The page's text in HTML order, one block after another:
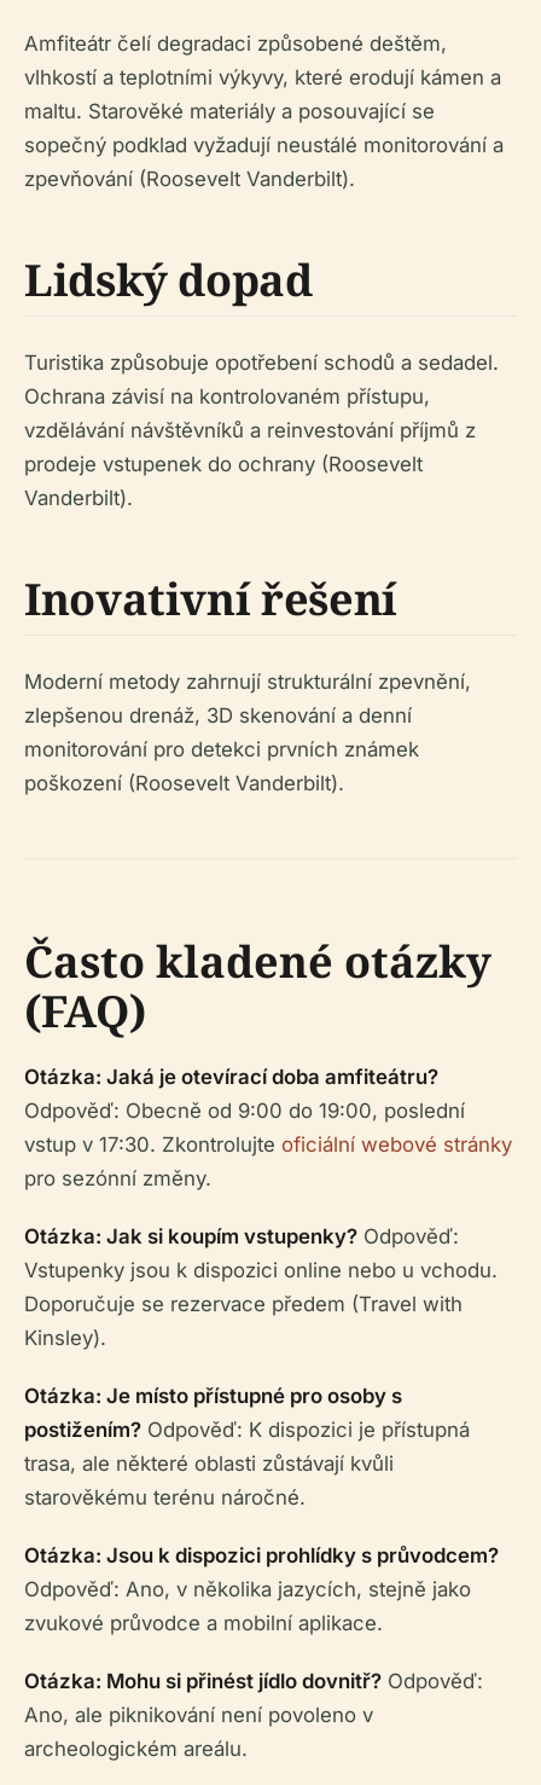
Amfiteátr čelí degradaci způsobené deštěm,
vlhkostí a teplotními výkyvy, které erodují kámen a
maltu. Starověké materiály a posouvající se
sopečný podklad vyžadují neustálé monitorování a
zpevňování (Roosevelt Vanderbilt).
Lidský dopad
Turistika způsobuje opotřebení schodů a sedadel.
Ochrana závisí na kontrolovaném přístupu,
vzdělávání návštěvníků a reinvestování příjmů z
prodeje vstupenek do ochrany (Roosevelt
Vanderbilt).
Inovativní řešení
Moderní metody zahrnují strukturální zpevnění,
zlepšenou drenáž, 3D skenování a denní
monitorování pro detekci prvních známek
poškození (Roosevelt Vanderbilt).
Často kladené otázky
(FAQ)
Otázka: Jaká je otevírací doba amfiteátru?
Odpověď: Obecně od 9:00 do 19:00, poslední
vstup v 17:30. Zkontrolujte oficiální webové stránky
pro sezónní změny.
Otázka: Jak si koupím vstupenky? Odpověď:
Vstupenky jsou k dispozici online nebo u vchodu.
Doporučuje se rezervace předem (Travel with
Kinsley).
Otázka: Je místo přístupné pro osoby s
postižením? Odpověď: K dispozici je přístupná
trasa, ale některé oblasti zůstávají kvůli
starověkému terénu náročné.
Otázka: Jsou k dispozici prohlídky s průvodcem?
Odpověď: Ano, v několika jazycích, stejně jako
zvukové průvodce a mobilní aplikace.
Otázka: Mohu si přinést jídlo dovnitř? Odpověď:
Ano, ale piknikování není povoleno v
archeologickém areálu.